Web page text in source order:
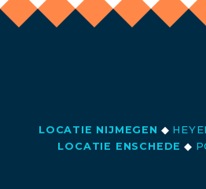
LOCATIE NIJMEGEN ◆
LOCATIE ENSCHEDE ◆